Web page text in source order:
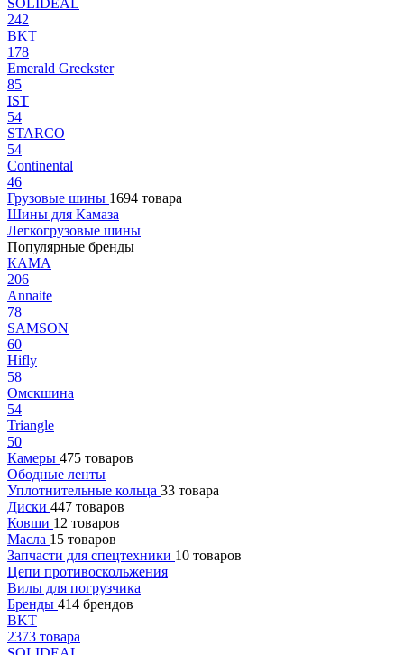
SOLIDEAL
242
BKT
178
Emerald Greckster
85
IST
54
STARCO
54
Continental
46
Грузовые шины 1694 товара
Шины для Камаза
Легкогрузовые шины
Популярные бренды
КАМА
206
Annaite
78
SAMSON
60
Hifly
58
Омскшина
54
Triangle
50
Камеры 475 товаров
Ободные ленты
Уплотнительные кольца 33 товара
Диски 447 товаров
Ковши 12 товаров
Масла 15 товаров
Запчасти для спецтехники 10 товаров
Цепи противоскольжения
Вилы для погрузчика
Бренды 414 брендов
BKT
2373 товара